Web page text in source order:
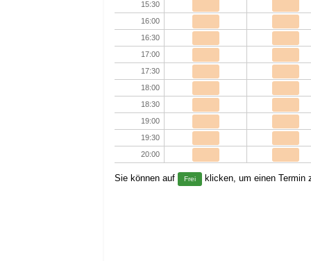
15:30
16:00
16:30
17:00
17:30
18:00
18:30
19:00
19:30
20:00
Sie können auf Frei klicken, um einen Termin